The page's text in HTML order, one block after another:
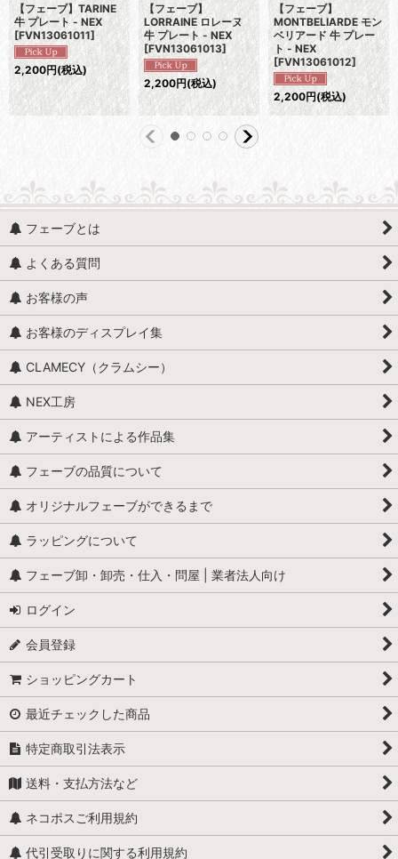
【フェーブ】TARINE
牛 プレート - NEX
[FVN13061011]
2,200円(税込)
【フェーブ】
LORRAINE ロレーヌ
牛 プレート - NEX
[FVN13061013]
2,200円(税込)
【フェーブ】
MONTBELIARDE モン
ベリアード 牛 プレー
ト - NEX
[FVN13061012]
2,200円(税込)
フェーブとは
よくある質問
お客様の声
お客様のディスプレイ集
CLAMECY（クラムシー）
NEX工房
アーティストによる作品集
フェーブの品質について
オリジナルフェーブができるまで
ラッピングについて
フェーブ卸・卸売・仕入・問屋 | 業者法人向け
ログイン
会員登録
ショッピングカート
最近チェックした商品
特定商取引法表示
送料・支払方法など
ネコポスご利用規約
代引受取りに関する利用規約